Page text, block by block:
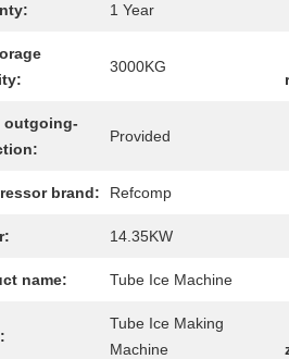
1 Year
3000KG
outgoing-
Provided
brand: Refcomp
14.35KW
name: Tube Ice Machine
Tube Ice Making
Machine